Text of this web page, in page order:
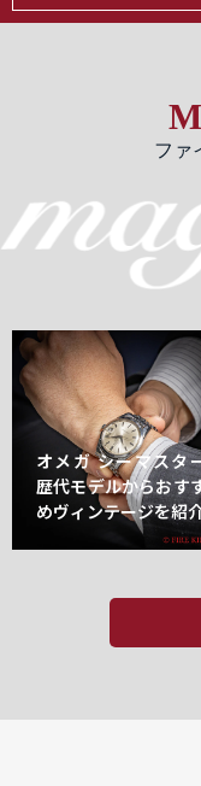
ファ
オメガ シーマスタ
歴代モデルからおす
めヴィンテージを紹